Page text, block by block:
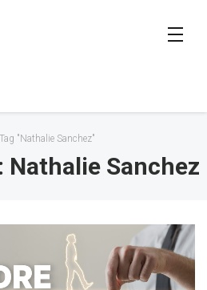
Tag "Nathalie Sanchez"
Nathalie Sanchez